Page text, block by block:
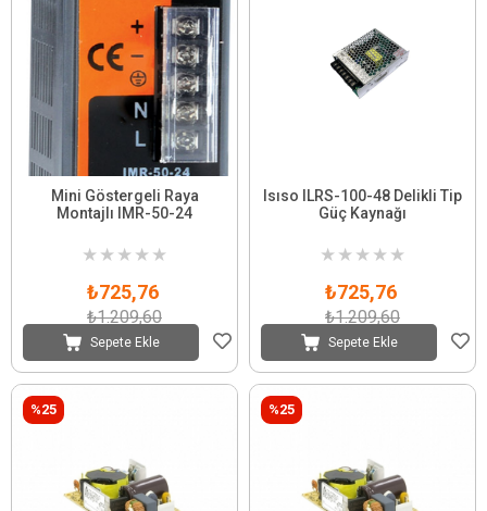
Mini Göstergeli Raya
Montajlı IMR-50-24
★ ★ ★ ★ ★
₺725,76
₺1.209,60
Sepete Ekle
Isıso ILRS-100-48 Delikli Tip
Güç Kaynağı
★ ★ ★ ★ ★
₺725,76
₺1.209,60
Sepete Ekle
%25 %25